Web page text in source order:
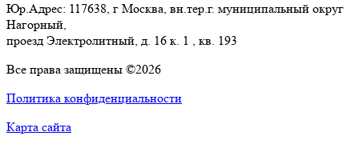
Юр.Адрес: 117638, г Москва, вн.тер.г. муниципальный округ
Нагорный,
проезд Электролитный, д. 16 к. 1 , кв. 193
Все права защищены ©2026
Политика конфиденциальности
Карта сайта